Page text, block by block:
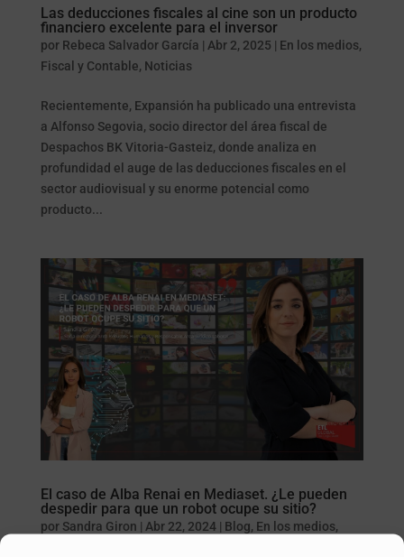
Las deducciones fiscales al cine son un producto
financiero excelente para el inversor
por Rebeca Salvador García | Abr 2, 2025 | En los medios,
Fiscal y Contable, Noticias
Recientemente, Expansión ha publicado una entrevista
a Alfonso Segovia, socio director del área fiscal de
Despachos BK Vitoria-Gasteiz, donde analiza en
profundidad el auge de las deducciones fiscales en el
sector audiovisual y su enorme potencial como
producto...
El caso de Alba Renai en Mediaset. ¿Le pueden
despedir para que un robot ocupe su sitio?
por Sandra Giron | Abr 22, 2024| Blog, En los medios,